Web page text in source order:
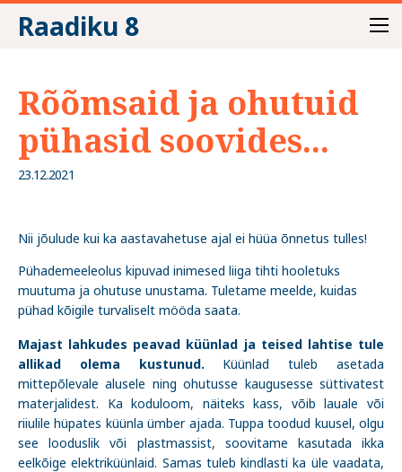
Raadiku 8
Rõõmsaid ja ohutuid
pühasid soovides...
23.12.2021
Nii jõulude kui ka aastavahetuse ajal ei hüüa õnnetus tulles!
Pühademeeleolus kipuvad inimesed liiga tihti hooletuks
muutuma ja ohutuse unustama. Tuletame meelde, kuidas
pühad kõigile turvaliselt mööda saata.
Majast lahkudes peavad küünlad ja teised lahtise tule
allikad olema kustunud. Küünlad tuleb asetada
mittepõlevale alusele ning ohutusse kaugusesse süttivatest
materjalidest. Ka koduloom, näiteks kass, võib lauale või
riiulile hüpates küünla ümber ajada. Tuppa toodud kuusel, olgu
see looduslik või plastmassist, soovitame kasutada ikka
eelkõige elektriküünlaid. Samas tuleb kindlasti ka üle vaadata,